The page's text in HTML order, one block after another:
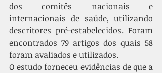
dos comitês nacionais e
internacionais de saúde, utilizando
descritores pré-estabelecidos. Foram
encontrados 79 artigos dos quais 58
foram avaliados e utilizados.
O estudo forneceu evidências de que a